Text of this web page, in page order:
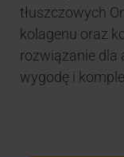
tłuszczowych
kolagenu oraz
rozwiązanie dla
wygodę i